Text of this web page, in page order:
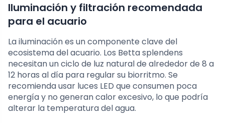
Iluminación y filtración recomendada
para el acuario
La iluminación es un componente clave del
ecosistema del acuario. Los Betta splendens
necesitan un ciclo de luz natural de alrededor de 8 a
12 horas al día para regular su biorritmo. Se
recomienda usar luces LED que consumen poca
energía y no generan calor excesivo, lo que podría
alterar la temperatura del agua.